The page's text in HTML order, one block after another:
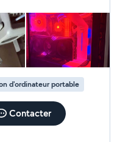
la réparation ou la
qu'une licence de
installations
projets du quotidien
3D et bricolage, je
d'ordinateur portable
Contacter